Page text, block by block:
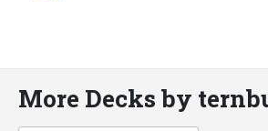
More Decks by